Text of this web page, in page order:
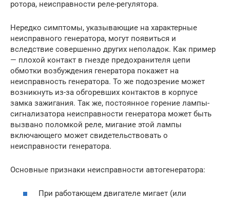
ротора, неисправности реле-регулятора.
Нередко симптомы, указывающие на характерные
неисправного генератора, могут появиться и
вследствие совершенно других неполадок. Как пример
— плохой контакт в гнезде предохранителя цепи
обмотки возбуждения генератора покажет на
неисправность генератора. То же подозрение может
возникнуть из-за обгоревших контактов в корпусе
замка зажигания. Так же, постоянное горение лампы-
сигнализатора неисправности генератора может быть
вызвано поломкой реле, мигание этой лампы
включающего может свидетельствовать о
неисправности генератора.
Основные признаки неисправности автогенератора:
При работающем двигателе мигает (или